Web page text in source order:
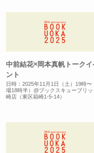
中前結花×岡本真帆トークイ
ント
日時：2025年11月1日（土）19時〜
場18時半）@ブックスキューブリッ
崎店（東区箱崎1-5-14）